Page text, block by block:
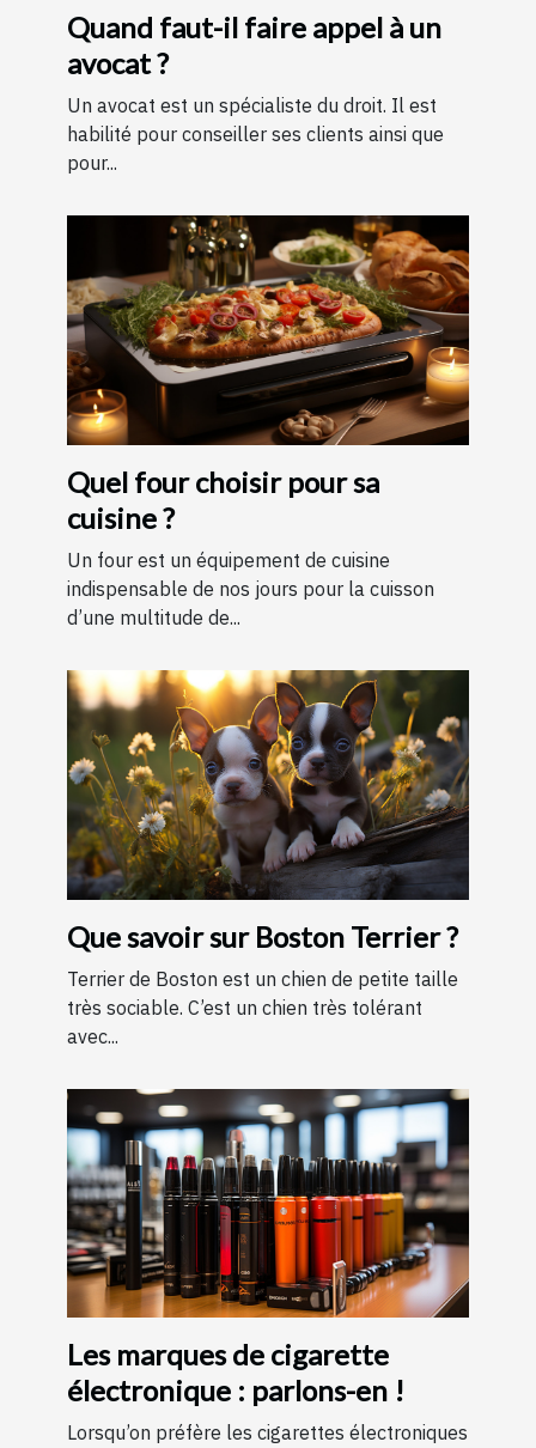
Quand faut-il faire appel à un
avocat ?
Un avocat est un spécialiste du droit. Il est
habilité pour conseiller ses clients ainsi que
pour...
Quel four choisir pour sa
cuisine ?
Un four est un équipement de cuisine
indispensable de nos jours pour la cuisson
d’une multitude de...
Que savoir sur Boston Terrier ?
Terrier de Boston est un chien de petite taille
très sociable. C’est un chien très tolérant
avec...
Les marques de cigarette
électronique : parlons-en !
Lorsqu’on préfère les cigarettes électroniques